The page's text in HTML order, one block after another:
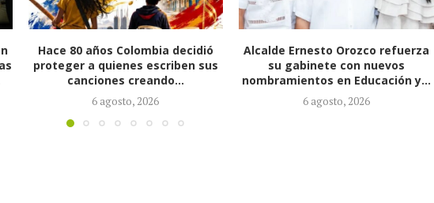
Alcalde Ernesto Orozco refuerza
su gabinete con nuevos
nombramientos en Educación y...
6 agosto, 2026
Alcalde Orozco lidera atención de
incendio en El Tarullal y anuncia
mesa...
5 agosto, 2026